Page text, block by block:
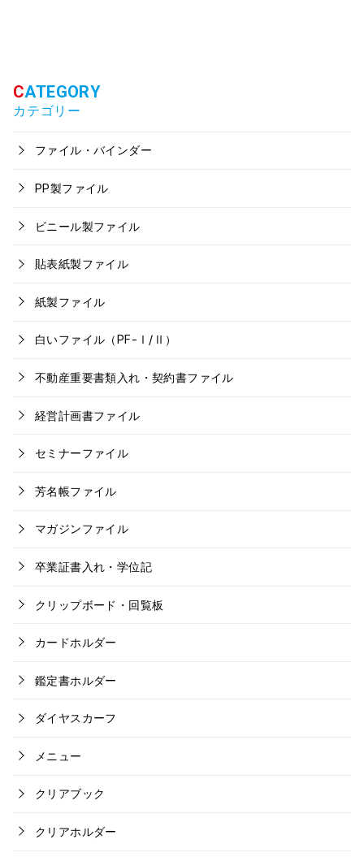
カテゴリー
ファイル・バインダー
PP製ファイル
ビニール製ファイル
貼表紙製ファイル
紙製ファイル
白いファイル（PF-Ⅰ/Ⅱ）
不動産重要書類入れ・契約書ファイル
経営計画書ファイル
セミナーファイル
芳名帳ファイル
マガジンファイル
卒業証書入れ・学位記
クリップボード・回覧板
カードホルダー
鑑定書ホルダー
ダイヤスカーフ
メニュー
クリアブック
クリアホルダー